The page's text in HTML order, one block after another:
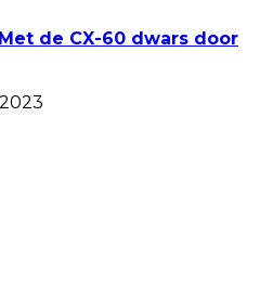
de CX-60 dwars door